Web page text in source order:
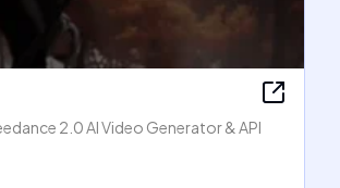
2.0 AI Video Generator & API